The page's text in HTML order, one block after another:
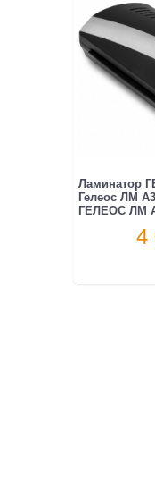
Ламинатор
Гелеос ЛМ
ГЕЛЕОС ЛМ
4